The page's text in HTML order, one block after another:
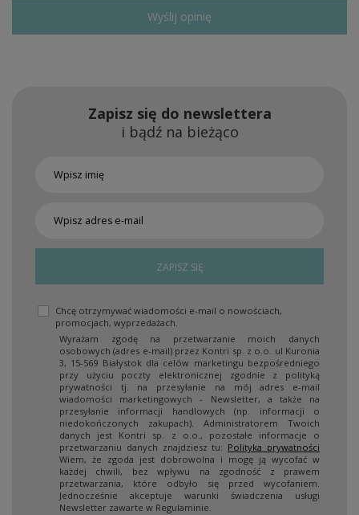
Wyślij opinię
Zapisz się do newslettera
i bądź na bieżąco
ZAPISZ SIĘ
Chcę otrzymywać wiadomości e-mail o nowościach,
promocjach, wyprzedażach.
Wyrażam zgodę na przetwarzanie moich danych
osobowych (adres e-mail) przez Kontri sp. z o.o. ul Kuronia
3, 15-569 Białystok dla celów marketingu bezpośredniego
przy użyciu poczty elektronicznej zgodnie z polityką
prywatności tj. na przesyłanie na mój adres e-mail
wiadomości marketingowych - Newsletter, a także na
przesyłanie informacji handlowych (np. informacji o
niedokończonych zakupach). Administratorem Twoich
danych jest Kontri sp. z o.o., pozostałe informacje o
przetwarzaniu danych znajdziesz tu: Polityka prywatności
Wiem, że zgoda jest dobrowolna i mogę ją wycofać w
każdej chwili, bez wpływu na zgodność z prawem
przetwarzania, które odbyło się przed wycofaniem.
Jednocześnie akceptuje warunki świadczenia usługi
Newsletter zawarte w Regulaminie.